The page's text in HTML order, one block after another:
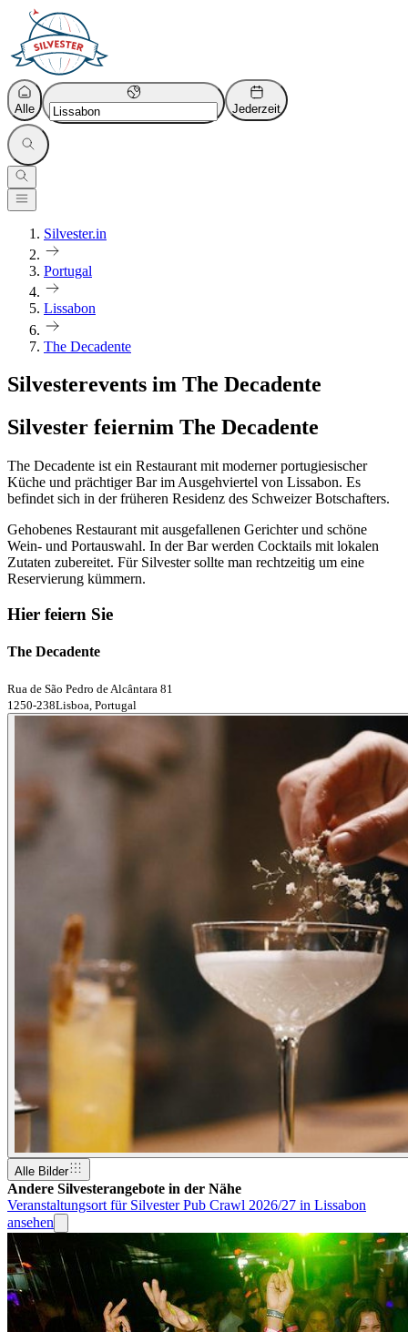
Alle Jederzeit
Silvester.in
Portugal
Lissabon
The Decadente
Silvesterevents im The Decadente
Silvester feiernim The Decadente
The Decadente ist ein Restaurant mit moderner portugiesischer
Küche und prächtiger Bar im Ausgehviertel von Lissabon. Es
befindet sich in der früheren Residenz des Schweizer Botschafters.
Gehobenes Restaurant mit ausgefallenen Gerichter und schöne
Wein- und Portauswahl. In der Bar werden Cocktails mit lokalen
Zutaten zubereitet. Für Silvester sollte man rechtzeitig um eine
Reservierung kümmern.
Hier feiern Sie
The Decadente
Rua de São Pedro de Alcântara 81
1250-238Lisboa, Portugal
Alle Bilder
Andere Silvesterangebote in der Nähe
Veranstaltungsort für Silvester Pub Crawl 2026/27 in Lissabon
ansehen